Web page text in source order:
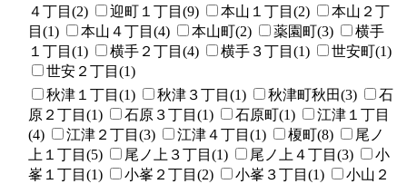
４丁目(2)
迎町１丁目(9) 本山１丁目(2)
本山２丁
目(1)
本山４丁目(4) 本山町(2) 薬園町(3)
横手
１丁目(1)
横手２丁目(4) 横手３丁目(1)
世安町(1)
世安２丁目(1)
秋津１丁目(1) 秋津３丁目(1) 秋津町秋田(3)
石
原２丁目(1)
石原３丁目(1) 石原町(1)
江津１丁目
(4)
江津２丁目(3) 江津４丁目(1) 榎町(8)
尾ノ
上１丁目(5)
尾ノ上３丁目(1) 尾ノ上４丁目(3)
小
峯１丁目(1)
小峯２丁目(2) 小峯３丁目(1)
小山２